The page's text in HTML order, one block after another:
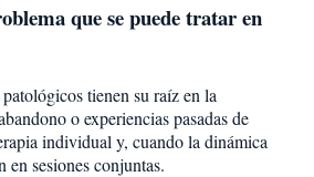
que se puede tratar en
tienen su raíz en la
o experiencias pasadas de
individual y, cuando la dinámica
en sesiones conjuntas.